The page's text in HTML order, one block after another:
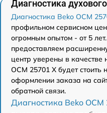
Диагностика
Диагностика Beko OCM
профильном сервисном
огромным опытом - от 5
предоставляем
центр уверены в качестве
OCM 25701 X будет
оформлении заказа на
обратной связи.
Диагностика Beko